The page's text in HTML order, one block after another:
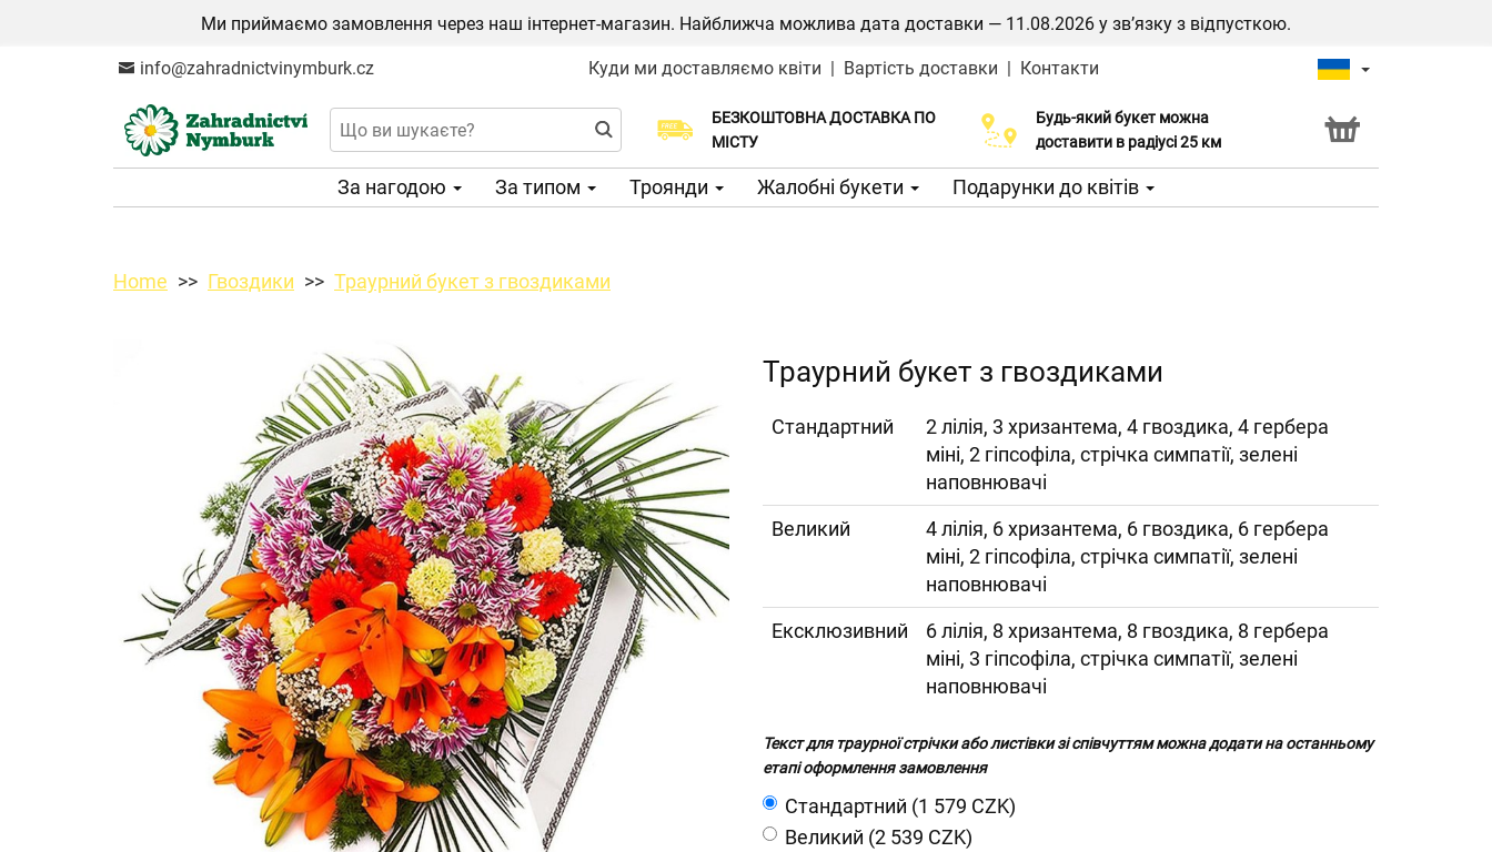
Ми приймаємо замовлення через наш інтернет-магазин. Найближча можлива дата доставки — 11.08.2026 у зв’язку з відпусткою.
info@zahradnictvinymburk.cz Куди ми доставляємо квіти | Вартість доставки | Контакти
БЕЗКОШТОВНА ДОСТАВКА ПО
МІСТУ
Виберіть дату доставки
Будь-який букет можна
доставити в радіусі 25 км
Послуга Click & Collect
За нагодою За типом Троянди Жалобні букети Подарунки до квітів
Home Гвоздики Траурний букет з гвоздиками
Траурний букет з гвоздиками
Cтандартний
2 лілія, 3 хризантема, 4 гвоздика, 4 гербера
міні, 2 гіпсофіла, стрічка симпатії, зелені
наповнювачі
Великий
4 лілія, 6 хризантема, 6 гвоздика, 6 гербера
міні, 2 гіпсофіла, стрічка симпатії, зелені
наповнювачі
Ексклюзивний
6 лілія, 8 хризантема, 8 гвоздика, 8 гербера
міні, 3 гіпсофіла, стрічка симпатії, зелені
наповнювачі
Текст для траурної стрічки або листівки зі співчуттям можна додати на останньому
етапі оформлення замовлення
Cтандартний (1 579 CZK)
Великий (2 539 CZK)